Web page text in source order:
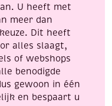
U heeft met
meer dan
Dit heeft
alles slaagt,
of webshops
benodigde
gewoon in één
en bespaart u